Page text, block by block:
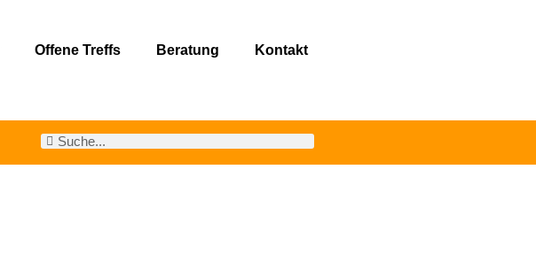
Offene Treffs Beratung Kontakt